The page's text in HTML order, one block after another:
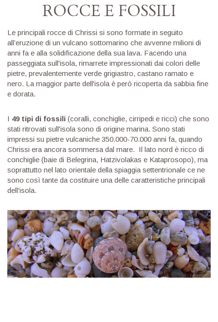
ROCCE E FOSSILI
Le principali rocce di Chrissi si sono formate in seguito
all’eruzione di un vulcano sottomarino che avvenne milioni di
anni fa e alla solidificazione della sua lava. Facendo una
passeggiata sull'isola, rimarrete impressionati dai colori delle
pietre, prevalentemente verde grigiastro, castano ramato e
nero. La maggior parte dell'isola è però ricoperta da sabbia fine
e dorata.
I 49 tipi di fossili (coralli, conchiglie, cirripedi e ricci) che sono
stati ritrovati sull'isola sono di origine marina. Sono stati
impressi su pietre vulcaniche 350.000-70.000 anni fa, quando
Chrissi era ancora sommersa dal mare. Il lato nord è ricco di
conchiglie (baie di Belegrina, Hatzivolakas e Kataprosopo), ma
soprattutto nel lato orientale della spiaggia settentrionale ce ne
sono così tante da costituire una delle caratteristiche principali
dell'isola.